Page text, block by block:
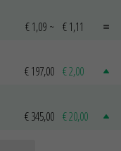
€ 1,09 ~ € 1,11
€ 197,00 € 2,00
€ 345,00 € 20,00